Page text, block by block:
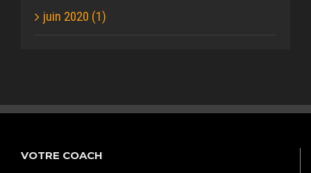
juin 2020 (1)
VOTRE COACH